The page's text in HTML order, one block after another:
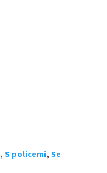
, S policemi, Se